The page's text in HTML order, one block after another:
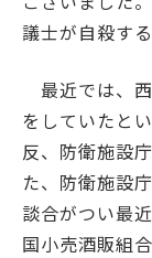
議士が自殺す
最近では、
をしていたと
反、防衛施設
た、防衛施設
談合がつい最
国小売酒販組